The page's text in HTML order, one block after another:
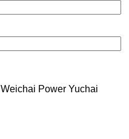
Weichai Power Yuchai